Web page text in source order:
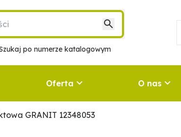
po numerze katalogowym
Oferta O nas
GRANIT 12348053